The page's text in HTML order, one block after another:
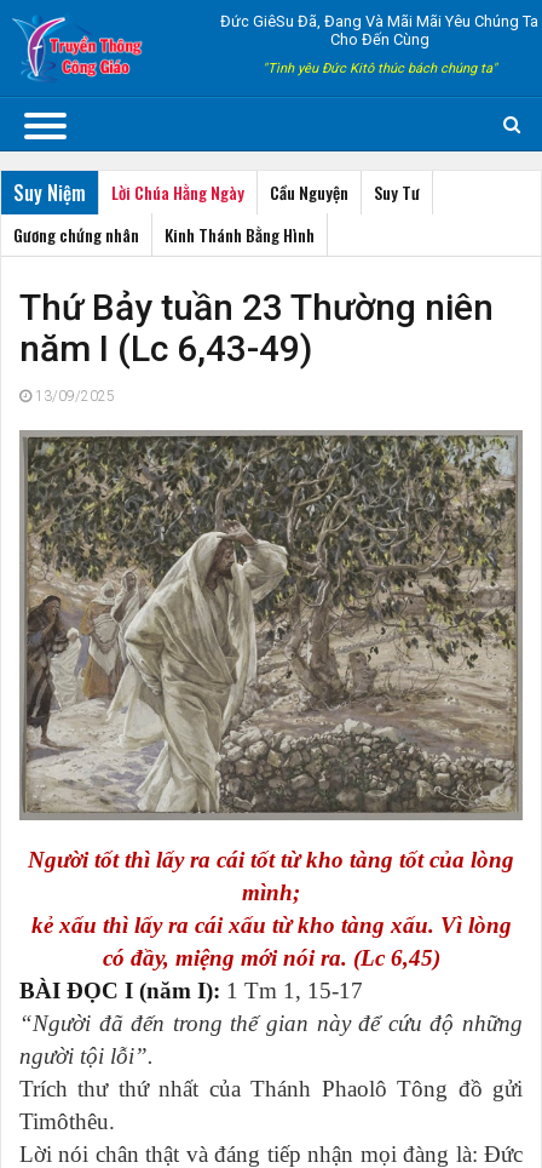
Đức GiêSu Đã, Đang Và Mãi Mãi Yêu Chúng Ta
Cho Đến Cùng
"Tình yêu Đức Kitô thúc bách chúng ta"
Suy Niệm Lời Chúa Hằng Ngày Cầu Nguyện
Suy Tư
Gương chứng nhân
Kinh Thánh Bằng Hình
Thứ Bảy tuần 23 Thường niên
năm I (Lc 6,43-49)
13/09/2025
Người tốt thì lấy ra cái tốt từ kho tàng tốt của lòng
mình;
kẻ xấu thì lấy ra cái xấu từ kho tàng xấu. Vì lòng
có đầy, miệng mới nói ra. (Lc 6,45)
BÀI ĐỌC I (năm I): 1 Tm 1, 15-17
“Người đã đến trong thế gian này để cứu độ những
người tội lỗi”.
Trích thư thứ nhất của Thánh Phaolô Tông đồ gửi
Timôthêu.
Lời nói chân thật và đáng tiếp nhận mọi đàng là: Ðức